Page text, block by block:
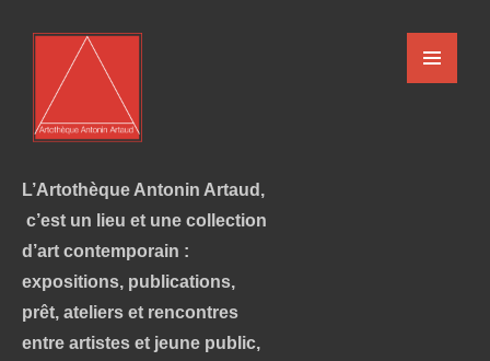
L’Artothèque Antonin Artaud,
c’est un lieu et une collection
d’art contemporain :
expositions, publications,
prêt, ateliers et rencontres
entre artistes et jeune public,